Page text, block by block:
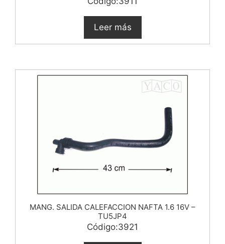
Leer más
MANG. SALIDA CALEFACCION NAFTA 1.6 16V –
TU5JP4
Código:3921